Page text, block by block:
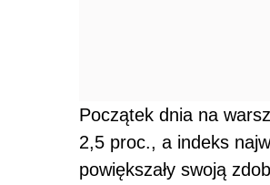
Początek dnia na
2,5 proc., a indeks
powiększały swoją